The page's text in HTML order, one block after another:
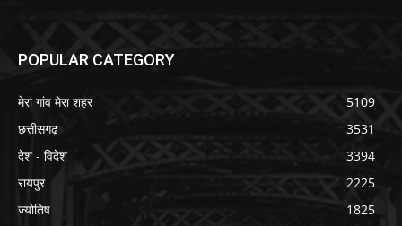
POPULAR CATEGORY
मेरा गांव मेरा शहर
5109
छत्तीसगढ़
3531
देश - विदेश
3394
रायपुर
2225
ज्योतिष
1825